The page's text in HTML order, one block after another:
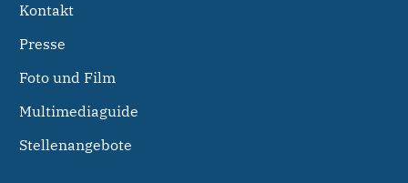
Kontakt
Presse
Foto und Film
Multimediaguide
Stellenangebote